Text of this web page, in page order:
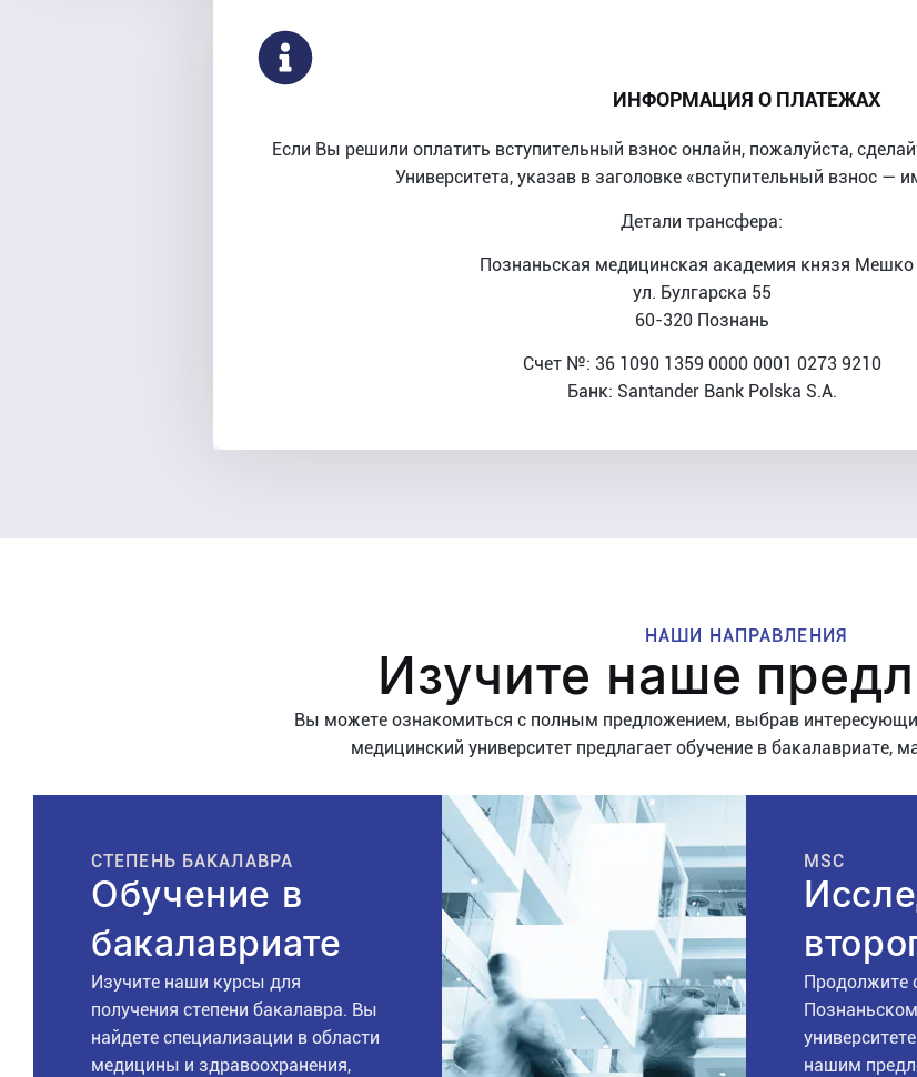
ИНФОРМАЦИЯ О ПЛАТЕЖАХ
Если Вы решили оплатить вступительный взнос онлайн, пожалуйста,
Университета, указав в заголовке «вступительный взнос —
Детали трансфера:
Познаньская медицинская академия князя Мешко
ул. Булгарска 55
60-320 Познань
Счет №: 36 1090 1359 0000 0001 0273 9210
Банк: Santander Bank Polska S.A.
НАШИ НАПРАВЛЕНИЯ
Изучите наше
Вы можете ознакомиться с полным предложением, выбрав
медицинский университет предлагает обучение в бакалавриате,
СТЕПЕНЬ БАКАЛАВРА
Обучение в
бакалавриате
Изучите наши курсы для
получения степени бакалавра. Вы
найдете специализации в области
медицины и здравоохранения,
MSC
Продолжите
нашим